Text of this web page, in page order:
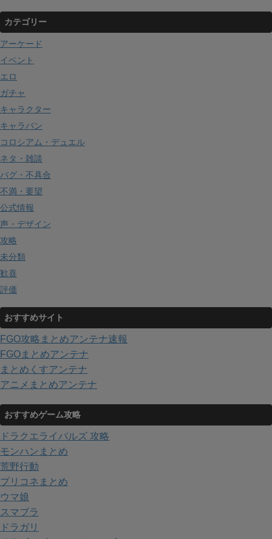
カテゴリー
アーケード
イベント
エロ
ガチャ
キャラクター
キャラバン
コロシアム・デュエル
ネタ・雑談
バグ・不具合
不満・要望
公式情報
声・デザイン
攻略
未分類
歓喜
評価
おすすめサイト
FGO攻略まとめアンテナ速報
FGOまとめアンテナ
まとめくすアンテナ
アニメまとめアンテナ
おすすめゲーム攻略
ドラクエライバルズ 攻略
モンハンまとめ
荒野行動
プリコネまとめ
ウマ娘
スマブラ
ドラガリ